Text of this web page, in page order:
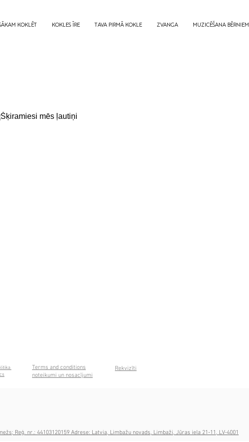
KOKLĒT KOKLES ĪRE TAVA PIRMĀ KOKLE ZVANGA MUZICĒŠANA BĒRNIEM
Terms and conditions
noteikumi un nosacījumi
Rekvizīti
Reģ. nr.: 44103120159 Adrese: Latvia, Limbažu novads, Limbaži, Jūras iela 21-11, LV-4001